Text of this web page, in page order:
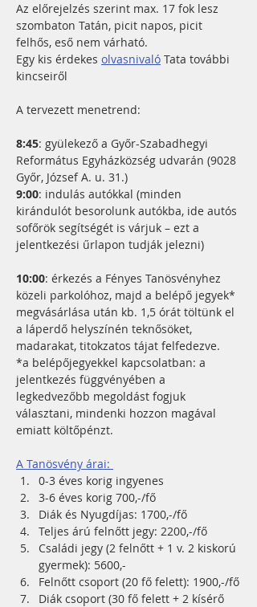
Az előrejelzés szerint max. 17 fok lesz
szombaton Tatán, picit napos, picit
felhős, eső nem várható.
Egy kis érdekes olvasnivaló Tata további
kincseiről
A tervezett menetrend:
8:45: gyülekező a Győr-Szabadhegyi
Református Egyházközség udvarán (9028
Győr, József A. u. 31.)
9:00: indulás autókkal (minden
kirándulót besorolunk autókba, ide autós
sofőrök segítségét is várjuk – ezt a
jelentkezési űrlapon tudják jelezni)
10:00: érkezés a Fényes Tanösvényhez
közeli parkolóhoz, majd a belépő jegyek*
megvásárlása után kb. 1,5 órát töltünk el
a láperdő helyszínén teknősöket,
madarakat, titokzatos tájat felfedezve.
*a belépőjegyekkel kapcsolatban: a
jelentkezés függvényében a
legkedvezőbb megoldást fogjuk
választani, mindenki hozzon magával
emiatt költőpénzt.
A Tanösvény árai:
0-3 éves korig ingyenes
3-6 éves korig 700,-/fő
Diák és Nyugdíjas: 1700,-/fő
Teljes árú felnőtt jegy: 2200,-/fő
Családi jegy (2 felnőtt + 1 v. 2 kiskorú
gyermek): 5600,-
Felnőtt csoport (20 fő felett): 1900,-/fő
Diák csoport (30 fő felett + 2 kísérő